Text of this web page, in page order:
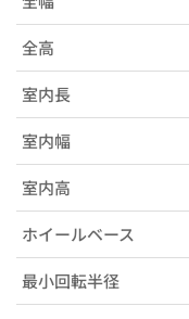
全高
室内長
室内幅
室内高
ホイールベース
最小回転半径